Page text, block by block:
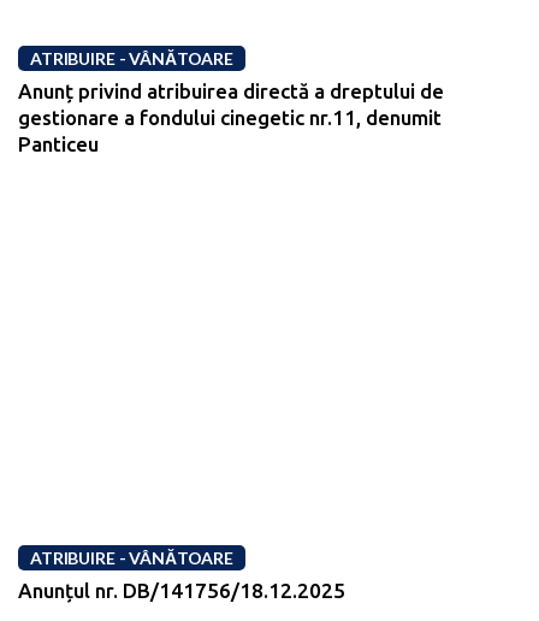
ATRIBUIRE - VÂNĂTOARE
Anunț privind atribuirea directă a dreptului de
gestionare a fondului cinegetic nr.11, denumit
Panticeu
ATRIBUIRE - VÂNĂTOARE
Anunțul nr. DB/141756/18.12.2025